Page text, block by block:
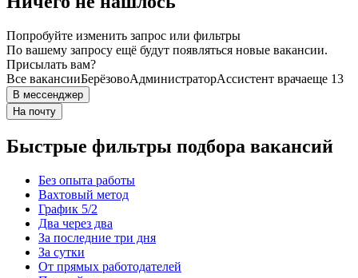
Попробуйте изменить запрос или фильтры
По вашему запросу ещё будут появляться новые вакансии.
Присылать вам?
Все вакансииБерёзовоАдминистраторАссистент врачаеще 13
В мессенджер
На почту
Быстрые фильтры подбора вакансий
Без опыта работы
Вахтовый метод
График 5/2
Два через два
За последние три дня
За сутки
От прямых работодателей